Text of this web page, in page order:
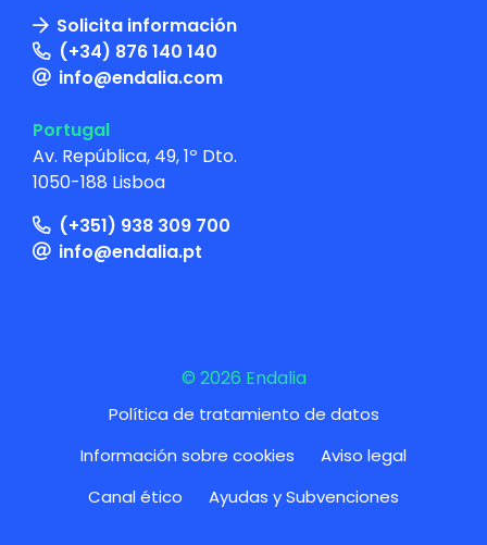
Solicita información
(+34) 876 140 140
info@endalia.com
Portugal
Av. República, 49, 1º Dto.
1050-188 Lisboa
(+351) 938 309 700
info@endalia.pt
© 2026 Endalia
Política de tratamiento de datos
Información sobre cookies
Aviso legal
Canal ético
Ayudas y Subvenciones